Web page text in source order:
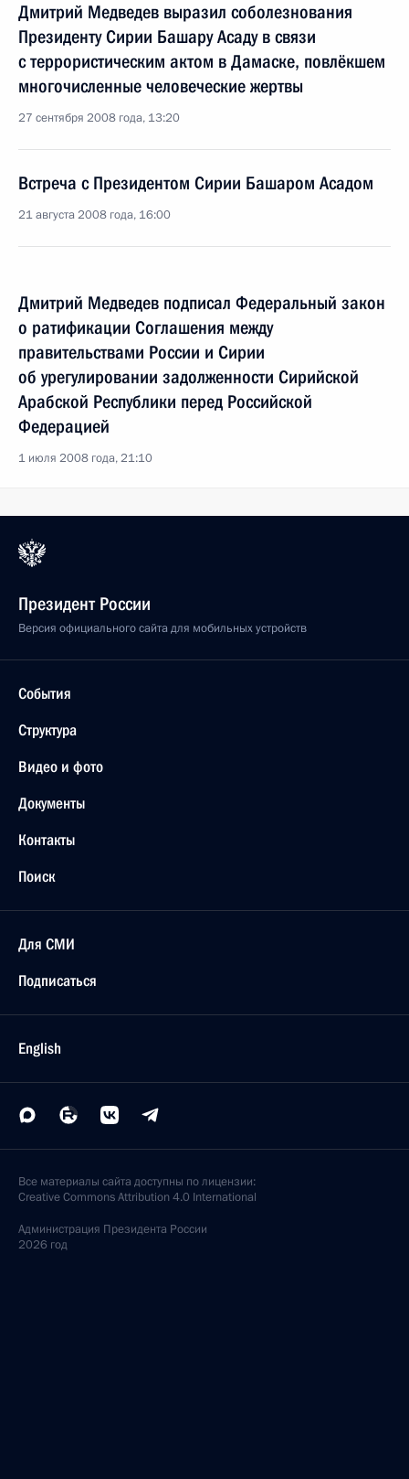
Дмитрий Медведев выразил соболезнования
Президенту Сирии Башару Асаду в связи
с террористическим актом в Дамаске, повлёкшем
многочисленные человеческие жертвы
27 сентября 2008 года, 13:20
Встреча с Президентом Сирии Башаром Асадом
21 августа 2008 года, 16:00
Дмитрий Медведев подписал Федеральный закон
о ратификации Соглашения между
правительствами России и Сирии
об урегулировании задолженности Сирийской
Арабской Республики перед Российской
Федерацией
1 июля 2008 года, 21:10
Президент России
Версия официального сайта для мобильных устройств
События
Структура
Видео и фото
Документы
Контакты
Поиск
Для СМИ
Подписаться
English
Все материалы сайта доступны по лицензии:
Creative Commons Attribution 4.0 International
Администрация Президента России
2026 год